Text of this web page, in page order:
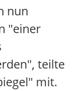
nun
"einer
teilte
mit.